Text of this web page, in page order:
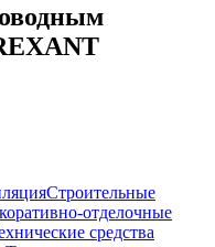
Строительные
отделочные
средства